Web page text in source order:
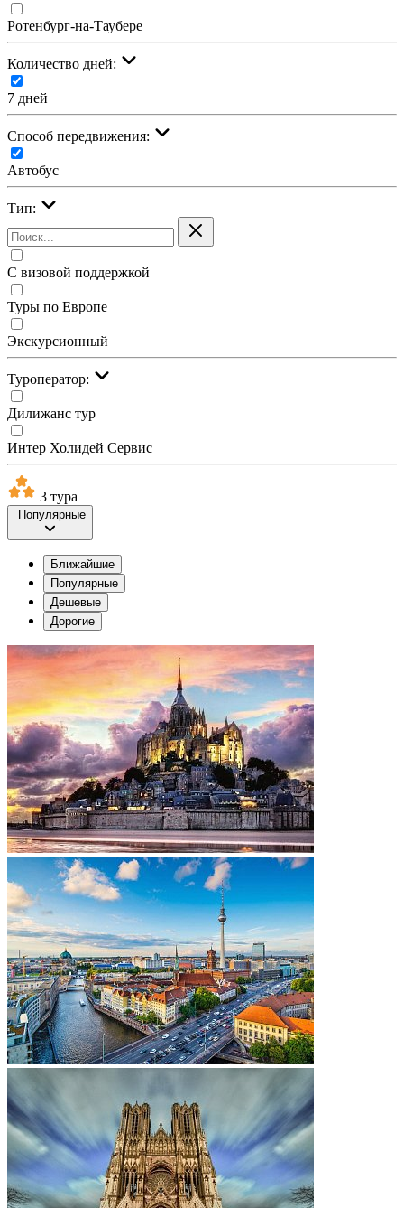
Ротенбург-на-Таубере
Количество дней:
7 дней
Cпособ передвижения:
Автобус
Тип:
С визовой поддержкой
Туры по Европе
Экскурсионный
Туроператор:
Дилижанс тур
Интер Холидей Сервис
3 тура
Популярные
Ближайшие
Популярные
Дешевые
Дорогие